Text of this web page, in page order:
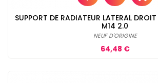
SUPPORT DE RADIATEUR LATERAL
M14 2.0
NEUF D'ORIGINE
Prix
64,48 €